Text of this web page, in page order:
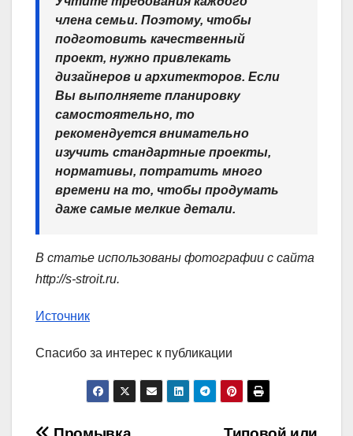
члена семьи. Поэтому, чтобы
подготовить качественный
проект, нужно привлекать
дизайнеров и архитекторов. Если
Вы выполняете планировку
самостоятельно, то
рекомендуется внимательно
изучить стандартные проекты,
нормативы, потратить много
времени на то, чтобы продумать
даже самые мелкие детали.
В статье использованы фотографии с сайта
http://s-stroit.ru.
Источник
Спасибо за интерес к публикации